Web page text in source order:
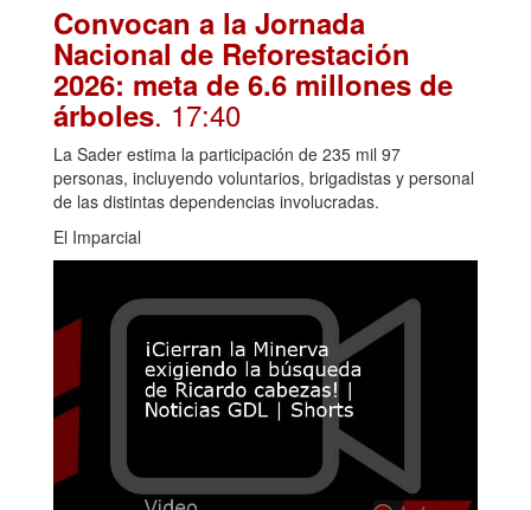
Convocan a la Jornada
Nacional de Reforestación
2026: meta de 6.6 millones de
árboles. 17:40
La Sader estima la participación de 235 mil 97
personas, incluyendo voluntarios, brigadistas y personal
de las distintas dependencias involucradas.
El Imparcial